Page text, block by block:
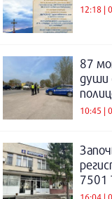
12:18 |
87
души
10:45 |
7501